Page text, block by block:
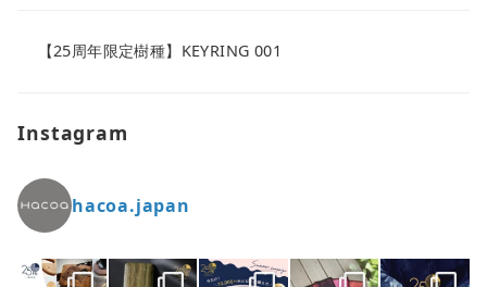
【25周年限定樹種】KEYRING 001
Instagram
hacoa.japan